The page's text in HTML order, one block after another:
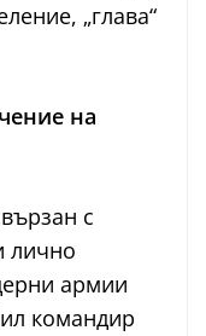
„глава“
на
с
лично
армии
командир